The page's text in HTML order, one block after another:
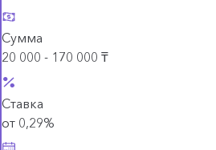
Сумма
20 000 - 170 000 ₸
Ставка
от 0,29%